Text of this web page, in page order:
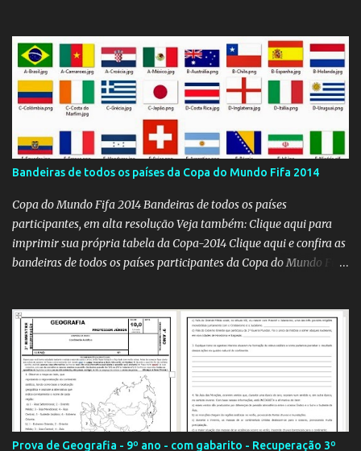
Bandeiras de todos os países da Copa do Mundo Fifa 2014
Copa do Mundo Fifa 2014 Bandeiras de todos os países
participantes, em alta resolução Veja também: Clique aqui para
imprimir sua própria tabela da Copa-2014 Clique aqui e confira as
bandeiras de todos os países participantes da Copa do Mundo Fifa
Com um evento como a Copa do Mundo ocorrendo no Brasil,
independentemente se você seja do time 'Viva Copa' ou do time
'Não vai ter Copa', uma hora ou outra acaba precisando das
bandeiras dos países que participarão do evento (para exaltá-los
ou para estraçalhá-los). Principalmente se você for aluno ou
professor! Provavelmente sua escola fará alguma atividade
relacionada ao assunto. Aí, precisa correr para o Google Imagens,
Prova de Geografia - 9º ano - com gabarito - Recuperação 3º